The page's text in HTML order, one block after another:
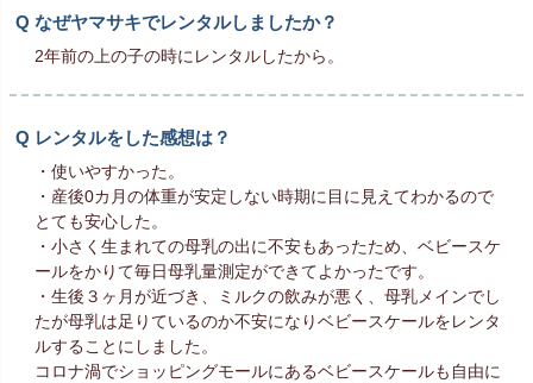
なぜヤマサキでレンタルしましたか？
2年前の上の子の時にレンタルしたから。
レンタルをした感想は？
・使いやすかった。
・産後0カ月の体重が安定しない時期に目に見えてわかるので
とても安心した。
・小さく生まれての母乳の出に不安もあったため、ベビースケ
ールをかりて毎日母乳量測定ができてよかったです。
・生後３ヶ月が近づき、ミルクの飲みが悪く、母乳メインでし
たが母乳は足りているのか不安になりベビースケールをレンタ
ルすることにしました。
コロナ渦でショッピングモールにあるベビースケールも自由に